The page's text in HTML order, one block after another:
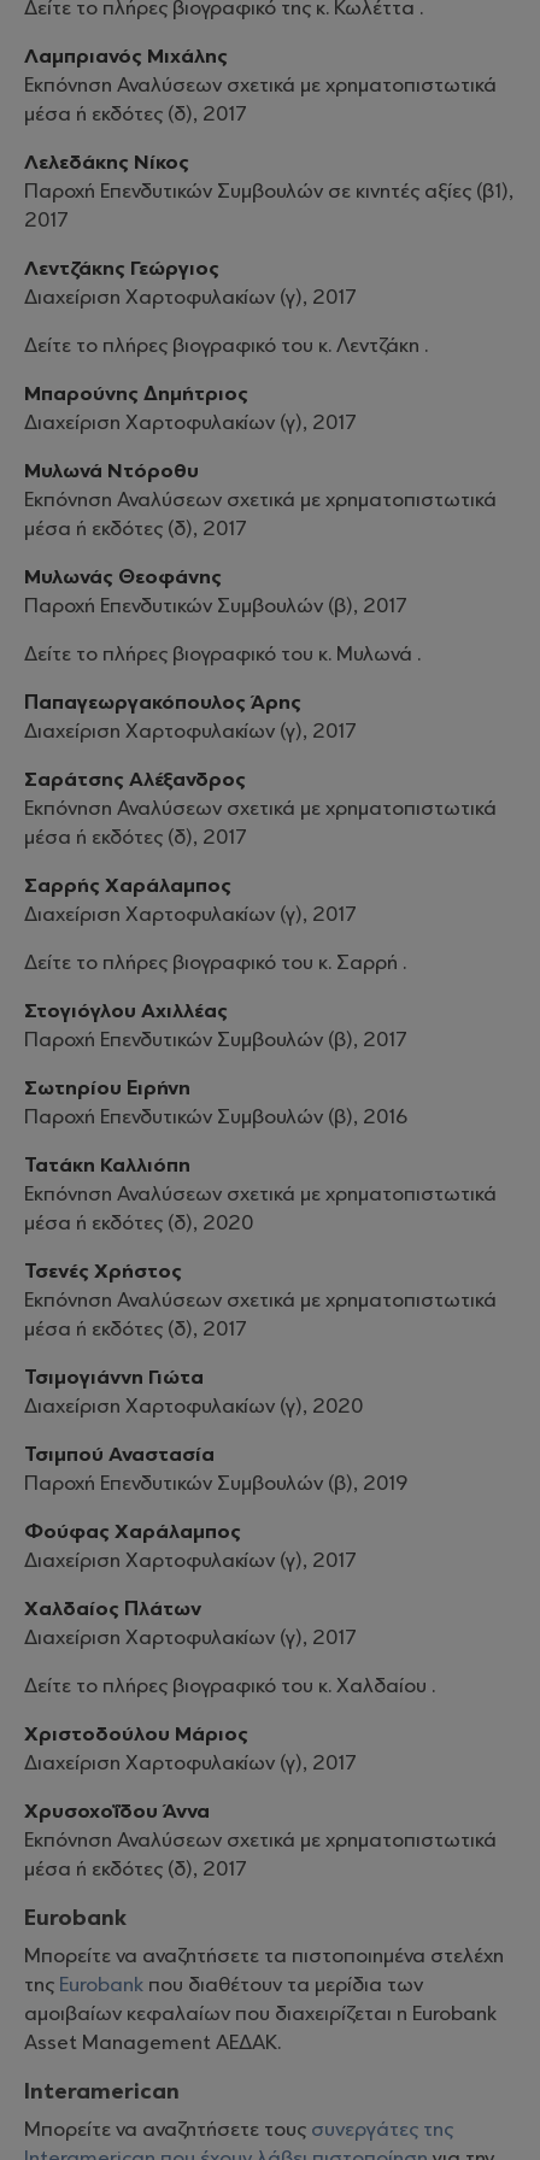
Δείτε το πλήρες βιογραφικό της κ. Κωλέττα .
Λαμπριανός Μιχάλης
Εκπόνηση Αναλύσεων σχετικά με χρηματοπιστωτικά
μέσα ή εκδότες (δ), 2017
Λελεδάκης Νίκος
Παροχή Επενδυτικών Συμβουλών σε κινητές αξίες (β1),
2017
Λεντζάκης Γεώργιος
Διαχείριση Χαρτοφυλακίων (γ), 2017
Δείτε το πλήρες βιογραφικό του κ. Λεντζάκη .
Μπαρούνης Δημήτριος
Διαχείριση Χαρτοφυλακίων (γ), 2017
Μυλωνά Ντόροθυ
Εκπόνηση Αναλύσεων σχετικά με χρηματοπιστωτικά
μέσα ή εκδότες (δ), 2017
Μυλωνάς Θεοφάνης
Παροχή Επενδυτικών Συμβουλών (β), 2017
Δείτε το πλήρες βιογραφικό του κ. Μυλωνά .
Παπαγεωργακόπουλος Άρης
Διαχείριση Χαρτοφυλακίων (γ), 2017
Σαράτσης Αλέξανδρος
Εκπόνηση Αναλύσεων σχετικά με χρηματοπιστωτικά
μέσα ή εκδότες (δ), 2017
Σαρρής Χαράλαμπος
Διαχείριση Χαρτοφυλακίων (γ), 2017
Δείτε το πλήρες βιογραφικό του κ. Σαρρή .
Στογιόγλου Αχιλλέας
Παροχή Επενδυτικών Συμβουλών (β), 2017
Σωτηρίου Ειρήνη
Παροχή Επενδυτικών Συμβουλών (β), 2016
Τατάκη Καλλιόπη
Εκπόνηση Αναλύσεων σχετικά με χρηματοπιστωτικά
μέσα ή εκδότες (δ), 2020
Τσενές Χρήστος
Εκπόνηση Αναλύσεων σχετικά με χρηματοπιστωτικά
μέσα ή εκδότες (δ), 2017
Τσιμογιάννη Γιώτα
Διαχείριση Χαρτοφυλακίων (γ), 2020
Τσιμπού Αναστασία
Παροχή Επενδυτικών Συμβουλών (β), 2019
Φούφας Χαράλαμπος
Διαχείριση Χαρτοφυλακίων (γ), 2017
Χαλδαίος Πλάτων
Διαχείριση Χαρτοφυλακίων (γ), 2017
Δείτε το πλήρες βιογραφικό του κ. Χαλδαίου .
Χριστοδούλου Μάριος
Διαχείριση Χαρτοφυλακίων (γ), 2017
Χρυσοχοΐδου Άννα
Εκπόνηση Αναλύσεων σχετικά με χρηματοπιστωτικά
μέσα ή εκδότες (δ), 2017
Eurobank
Μπορείτε να αναζητήσετε τα πιστοποιημένα στελέχη
της Eurobank που διαθέτουν τα μερίδια των
αμοιβαίων κεφαλαίων που διαχειρίζεται η Eurobank
Asset Management ΑΕΔΑΚ.
Interamerican
Μπορείτε να αναζητήσετε τους συνεργάτες της